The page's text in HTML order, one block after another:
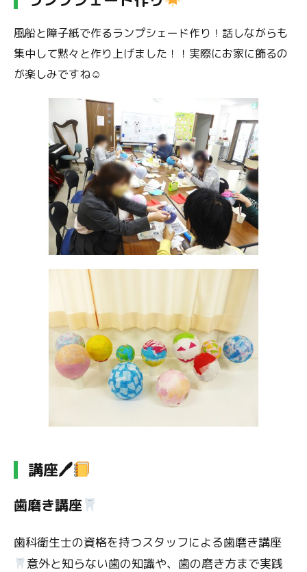
風船と障子紙で作るランプシェード作り！話しながらも
集中して黙々と作り上げました！！実際にお家に飾るの
が楽しみですね☺
講座🖊
歯磨き講座
歯科衛生士の資格を持つスタッフによる歯磨き講座
意外と知らない歯の知識や、歯の磨き方まで実践